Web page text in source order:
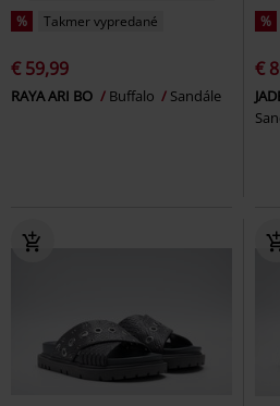
% Takmer vypredané
€ 59,99
RAYA ARI BO Buffalo Sandále
%
€